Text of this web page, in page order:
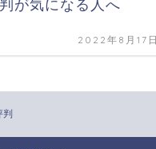
が気になる人へ
2022年8月17